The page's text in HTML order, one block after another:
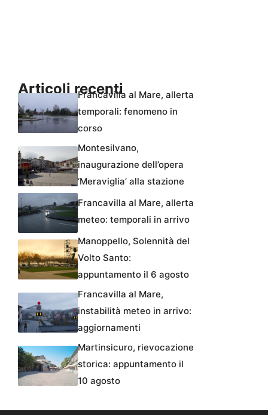
Articoli recentiFrancavilla al Mare, allerta
temporali: fenomeno in
corso
Montesilvano,
inaugurazione dell’opera
‘Meraviglia’ alla stazione
Francavilla al Mare, allerta
meteo: temporali in arrivo
Manoppello, Solennità del
Volto Santo:
appuntamento il 6 agosto
Francavilla al Mare,
instabilità meteo in arrivo:
aggiornamenti
Martinsicuro, rievocazione
storica: appuntamento il
10 agosto